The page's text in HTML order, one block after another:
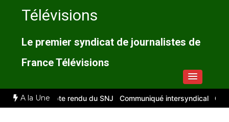
Télévisions
Le premier syndicat de journalistes de
France Télévisions
A la Une
2026 : compte rendu du SNJ Communiqué intersyndical